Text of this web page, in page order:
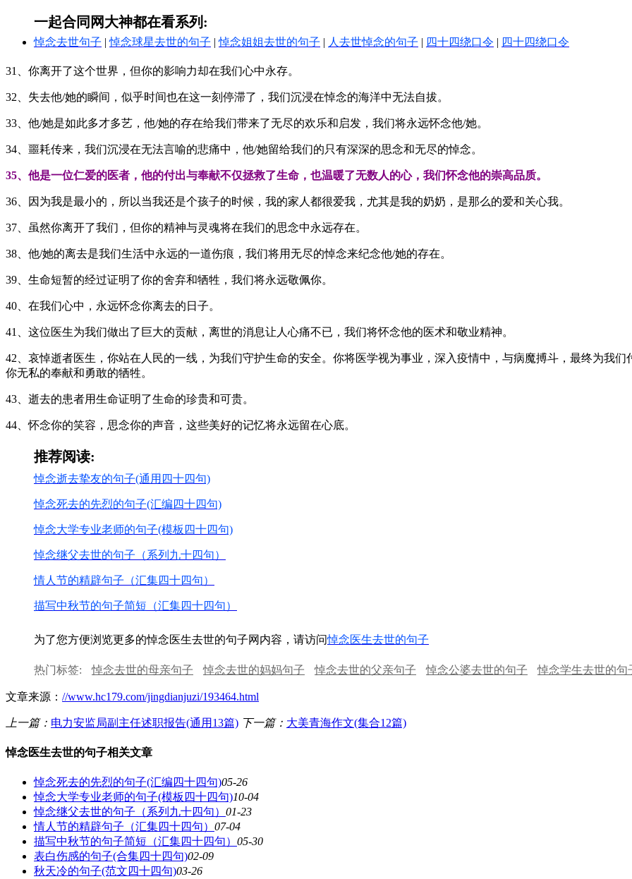
一起合同网大神都在看系列:
悼念去世句子 |悼念球星去世的句子 |悼念姐姐去世的句子 | 人去世悼念的句子 | 四十四绕口令 | 四十四绕口令
31、你离开了这个世界，但你的影响力却在我们心中永存。
32、失去他/她的瞬间，似乎时间也在这一刻停滞了，我们沉浸在悼念的海洋中无法自拔。
33、他/她是如此多才多艺，他/她的存在给我们带来了无尽的欢乐和启发，我们将永远怀念他/她。
34、噩耗传来，我们沉浸在无法言喻的悲痛中，他/她留给我们的只有深深的思念和无尽的悼念。
35、他是一位仁爱的医者，他的付出与奉献不仅拯救了生命，也温暖了无数人的心，我们怀念他的崇高品质。
36、因为我是最小的，所以当我还是个孩子的时候，我的家人都很爱我，尤其是我的奶奶，是那么的爱和关心我。
37、虽然你离开了我们，但你的精神与灵魂将在我们的思念中永远存在。
38、他/她的离去是我们生活中永远的一道伤痕，我们将用无尽的悼念来纪念他/她的存在。
39、生命短暂的经过证明了你的舍弃和牺牲，我们将永远敬佩你。
40、在我们心中，永远怀念你离去的日子。
41、这位医生为我们做出了巨大的贡献，离世的消息让人心痛不已，我们将怀念他的医术和敬业精神。
42、哀悼逝者医生，你站在人民的一线，为我们守护生命的安全。你将医学视为事业，深入疫情中，与病魔搏斗，最终为我
你无私的奉献和勇敢的牺牲。
43、逝去的患者用生命证明了生命的珍贵和可贵。
44、怀念你的笑容，思念你的声音，这些美好的记忆将永远留在心底。
推荐阅读:
悼念逝去挚友的句子(通用四十四句)
悼念死去的先烈的句子(汇编四十四句)
悼念大学专业老师的句子(模板四十四句)
悼念继父去世的句子（系列九十四句）
情人节的精辟句子（汇集四十四句）
描写中秋节的句子简短（汇集四十四句）
为了您方便浏览更多的悼念医生去世的句子网内容，请访问悼念医生去世的句子
热门标签: 悼念去世的母亲句子 悼念去世的妈妈句子 悼念去世的父亲句子 悼念公婆去世的句子 悼念学生去世的句
文章来源： //www.hc179.com/jingdianjuzi/193464.html
上一篇： 电力安监局副主任述职报告(通用13篇) 下一篇： 大美青海作文(集合12篇)
悼念医生去世的句子相关文章
悼念死去的先烈的句子(汇编四十四句)05-26
悼念大学专业老师的句子(模板四十四句)10-04
悼念继父去世的句子（系列九十四句） 01-23
情人节的精辟句子（汇集四十四句） 07-04
描写中秋节的句子简短（汇集四十四句） 05-30
表白伤感的句子(合集四十四句)02-09
秋天冷的句子(范文四十四句)03-26